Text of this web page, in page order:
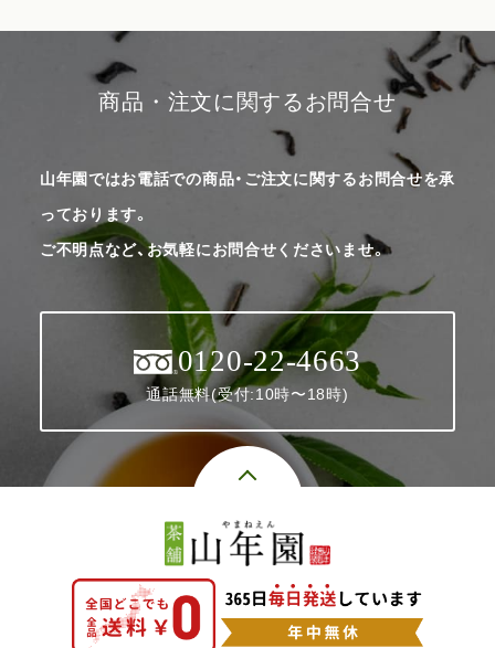
商品・注文に関するお問合せ
山年園ではお電話での商品・ご注文に関するお問合せを承
っております。
ご不明点など、お気軽にお問合せくださいませ。
0120-22-4663
通話無料(受付:10時〜18時)